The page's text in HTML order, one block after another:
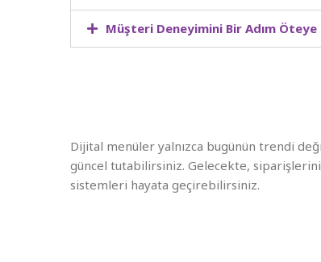
Müşteri Deneyimini Bir Adım Öteye
Dijital menüler yalnızca bugünün trendi
güncel tutabilirsiniz. Gelecekte,
sistemleri hayata geçirebilirsiniz.